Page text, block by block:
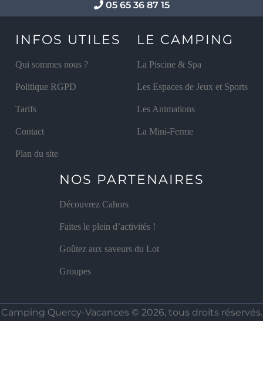
05 65 36 87 15
INFOS UTILES
Qui sommes nous ?
Politique RGPD
Tarifs
Contact
Plan du site
LE CAMPING
La Piscine & Spa
Les Espaces de Jeux et Sports
Les Animations
La Mini-Ferme
NOS PARTENAIRES
Découvrez Cahors
Faites le plein d’activités !
Goûtez aux saveurs du Lot
Groupes
Camping Quercy-Vacances © 2026, tous droits réservés.